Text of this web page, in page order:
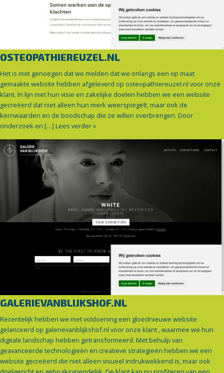
OSTEOPATHIEREUZEL.NL
Het is met genoegen dat we melden dat we onlangs een op maat
gemaakte website hebben afgeleverd op osteopathiereuzel.nl voor onze
klant. In lijn met hun visie en zakelijke doelen hebben we een website
gecreëerd dat niet alleen hun merk weerspiegelt, maar ook de
kernwaarden en de boodschap die ze willen overbrengen. Door
onderzoek en […] Lees verder »
GALERIEVANBLIJKSHOF.NL
Recentelijk hebben we met voldoening een gloednieuwe website
gelanceerd op galerievanblijkshof.nl voor onze klant , waarmee we hun
digitale landschap hebben getransformeerd. Met behulp van
geavanceerde technologieën en creatieve strategieën hebben we een
website gecreëerd die niet alleen visueel indrukwekkend is, maar ook